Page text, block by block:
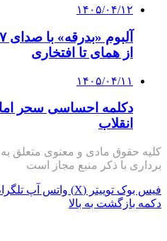
۱۴۰۵/۰۴/۱۲
از همای تا افتخاری
۱۴۰۵/۰۴/۱۱
دکلمه‌ احساسی سحر
انقلاب
کلیه حقوق مادی و معنوی متعلق
برداری با ذکر منبع مجاز است
فیس بوک توییتر (X) واتس آپ
دکمه بازگشت به بالا